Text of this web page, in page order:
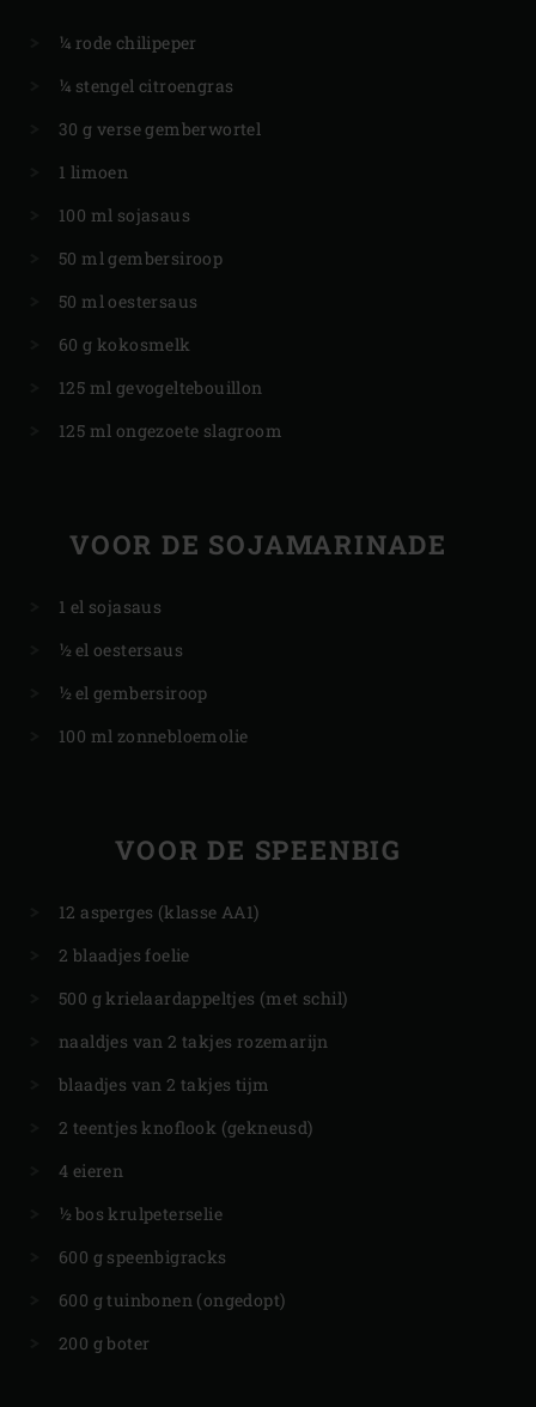
¼ rode chilipeper
¼ stengel citroengras
30 g verse gemberwortel
1 limoen
100 ml sojasaus
50 ml gembersiroop
50 ml oestersaus
60 g kokosmelk
125 ml gevogeltebouillon
125 ml ongezoete slagroom
VOOR DE SOJAMARINADE
1 el sojasaus
½ el oestersaus
½ el gembersiroop
100 ml zonnebloemolie
VOOR DE SPEENBIG
12 asperges (klasse AA1)
2 blaadjes foelie
500 g krielaardappeltjes (met schil)
naaldjes van 2 takjes rozemarijn
blaadjes van 2 takjes tijm
2 teentjes knoflook (gekneusd)
4 eieren
½ bos krulpeterselie
600 g speenbigracks
600 g tuinbonen (ongedopt)
200 g boter